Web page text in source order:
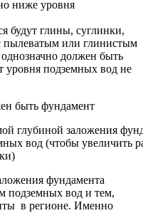
ниже уровня
будут глины, суглинки,
пылеватым или глинистым
должен быть
уровня подземных вод не
глубиной заложения
вод (чтобы увеличить
фундамента
подземных вод и тем,
в регионе. Именно